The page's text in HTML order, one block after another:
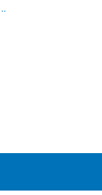
Ga naar de
Ga naar het
Ga naar het